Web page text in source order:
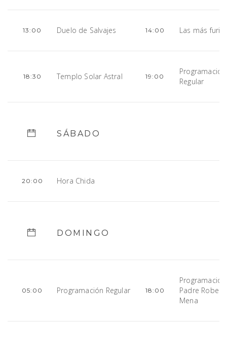
13:00 Duelo de Salvajes 14:00 Las más
18:30 Templo Solar Astral 19:00
Programacion
Regular
SÁBADO
20:00 Hora Chida
DOMINGO
05:00 Programación Regular 18:00
Padre
Mena